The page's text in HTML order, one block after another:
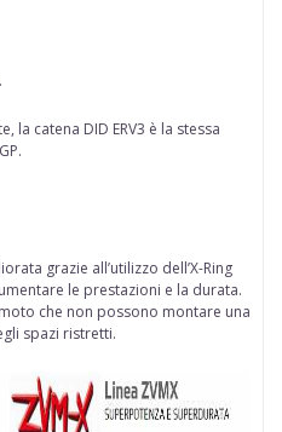
la catena DID ERV3 è la stessa
grazie all’utilizzo dell’X-Ring
le prestazioni e la durata.
che non possono montare una
spazi ristretti.